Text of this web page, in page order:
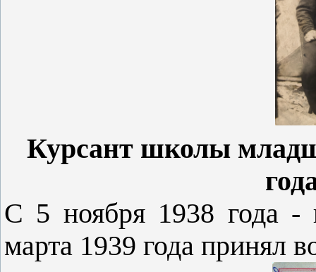
Курсант школы
С 5 ноября 1938 года
марта 1939 года принял